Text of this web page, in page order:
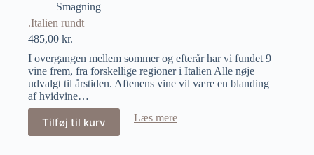
Smagning
.Italien rundt
485,00 kr.
I overgangen mellem sommer og efterår har vi fundet 9
vine frem, fra forskellige regioner i Italien Alle nøje
udvalgt til årstiden. Aftenens vine vil være en blanding
af hvidvine…
Tilføj til kurv Læs mere